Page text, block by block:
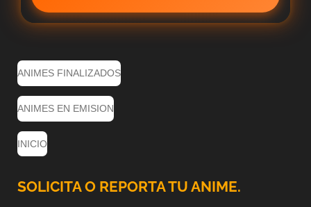
ANIMES FINALIZADOS
ANIMES EN EMISION
INICIO
SOLICITA O REPORTA TU ANIME.